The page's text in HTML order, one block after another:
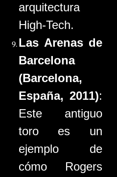
arquitectura
High-Tech.
Las Arenas de
Barcelona
(Barcelona,
España, 2011):
Este antiguo
toro es un
ejemplo de
cómo Rogers